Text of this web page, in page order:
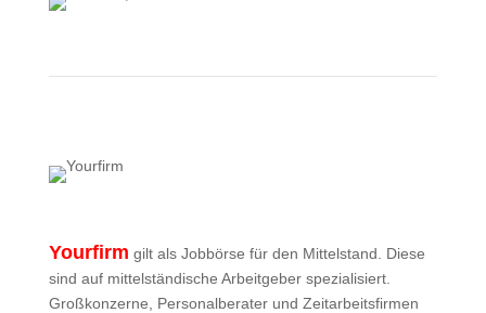
Yourfirm gilt als Jobbörse für den Mittelstand. Diese
sind auf mittelständische Arbeitgeber spezialisiert.
Großkonzerne, Personalberater und Zeitarbeitsfirmen